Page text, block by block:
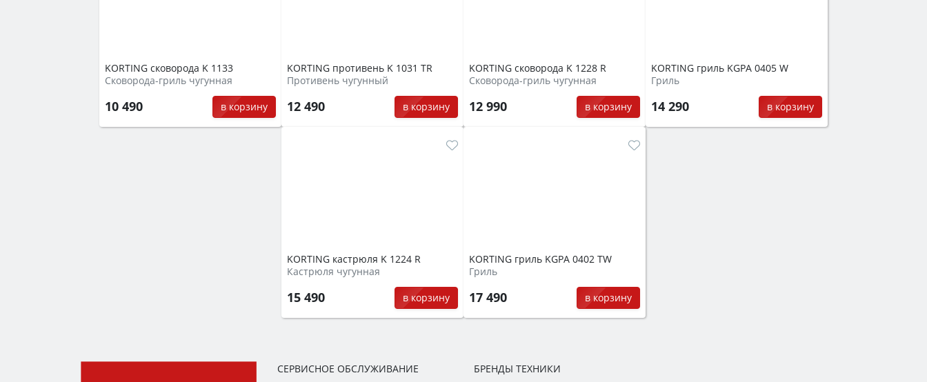
KORTING сковорода K 1133
Сковорода-гриль чугунная
10 490 в корзину
KORTING противень K 1031 TR
Противень чугунный
12 490 в корзину
KORTING сковорода K 1228 R
Сковорода-гриль чугунная
12 990 в корзину
KORTING гриль KGPA 0405 W
Гриль
14 290 в корзину
KORTING кастрюля K 1224 R
Кастрюля чугунная
15 490 в корзину
KORTING гриль KGPA 0402 TW
Гриль
17 490 в корзину
СЕРВИСНОЕ ОБСЛУЖИВАНИЕ
БРЕНДЫ ТЕХНИКИ